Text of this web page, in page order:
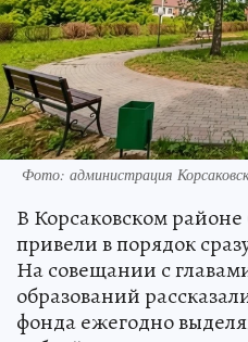
Фото: администрация
В Корсаковском
привели в порядок
На совещании с
образований
фонда ежегодно